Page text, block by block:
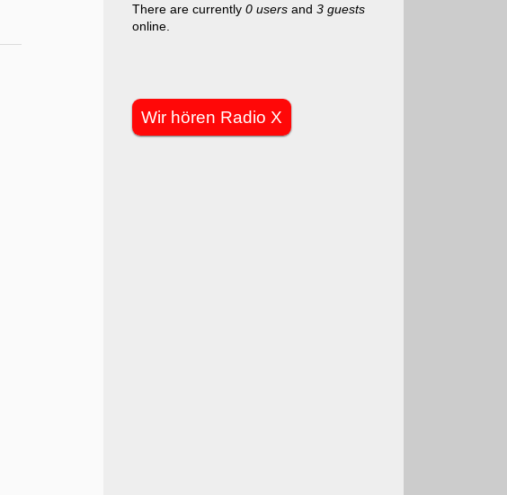
There are currently 0 usersand 3 guests
online.
Wir hören Radio X